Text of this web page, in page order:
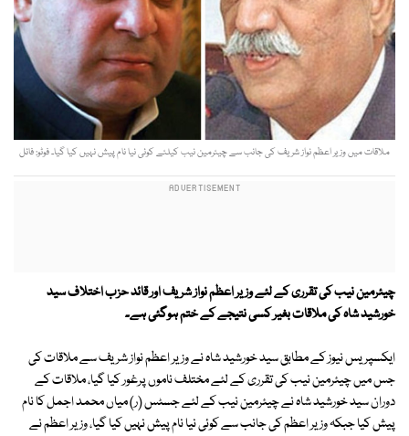
ملاقات میں وزیر اعظم نواز شریف کی جانب سے چیئرمین نیب کیلئے کوئی نیا نام پیش نہیں کیا گیا۔ فوٹو: فائل
چیئرمین نیب کی تقرری کے لئے وزیر اعظم نواز شریف اور قائد حزب اختلاف سید
خورشید شاہ کی ملاقات بغیر کسی نتیجے کے ختم ہوگئی ہے۔
ایکسپریس نیوز کے مطابق سید خورشید شاہ نے وزیر اعظم نواز شریف سے ملاقات کی
جس میں چیئرمین نیب کی تقرری کے لئے مختلف ناموں پرغور کیا گیا، ملاقات کے
دوران سید خورشید شاہ نے چیئرمین نیب کے لئے جسٹس (ر) میاں محمد اجمل کا نام
پیش کیا جبکہ وزیر اعظم کی جانب سے کوئی نیا نام پیش نہیں کیا گیا، وزیر اعظم نے